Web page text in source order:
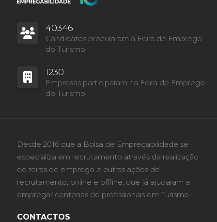
40346
Candidatos procuraram a Feira de Emprego
do Turismo
1230
Empresas participaram na Feira de Emprego
do Turismo
Desde 2016 que a Bolsa de Empregabilidade se
especializa em recrutamento através da realização
de feiras de emprego e outras ações de
recrutamento, online e offline, que já ajudaram a
empregar centenas de profissionais em Turismo.
CONTACTOS